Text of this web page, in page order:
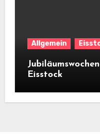
Allgemein
Eisstock